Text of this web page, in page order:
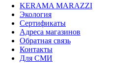
KERAMA MARAZZI
Экология
Сертификаты
Адреса магазинов
Обратная связь
Контакты
Для СМИ